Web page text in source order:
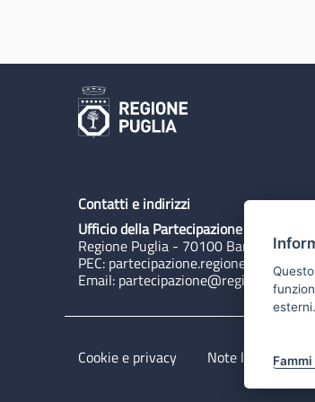
Contatti e indirizzi
Ufficio della Partecipazione
Regione Puglia - 70100 Bari,
PEC:
Email:
Cookie e privacy Note legali